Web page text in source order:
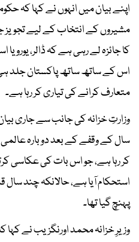
اپنے بیان میں انہوں نے کہا کہ
مشیروں کے انتخاب کے لیے
کا جائزہ لے رہی ہے کہ ڈالر، یورو
اس کے ساتھ ساتھ پاکستان جلد ہی
متعارف کرانے کی تیاری کر رہا ہے۔
سال کے وقفے کے بعد دوبارہ
کر رہا ہے، جو اس بات کی عکاسی
استحکام آیا ہے، حالانکہ چند
پہنچ گیا تھا۔
وزیرِ خزانہ محمد اورنگزیب نے